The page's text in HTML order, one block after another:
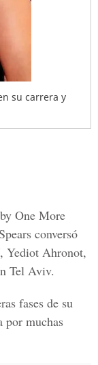
su carrera y
One More
conversó
Yediot Ahronot,
Tel Aviv.
fases de su
por muchas